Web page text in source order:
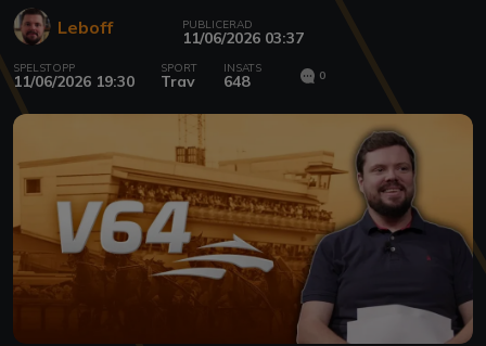
Leboff PUBLICERAD
11/06/2026 03:37
SPELSTOPP
11/06/2026 19:30
SPORT
Trav
INSATS
648 0